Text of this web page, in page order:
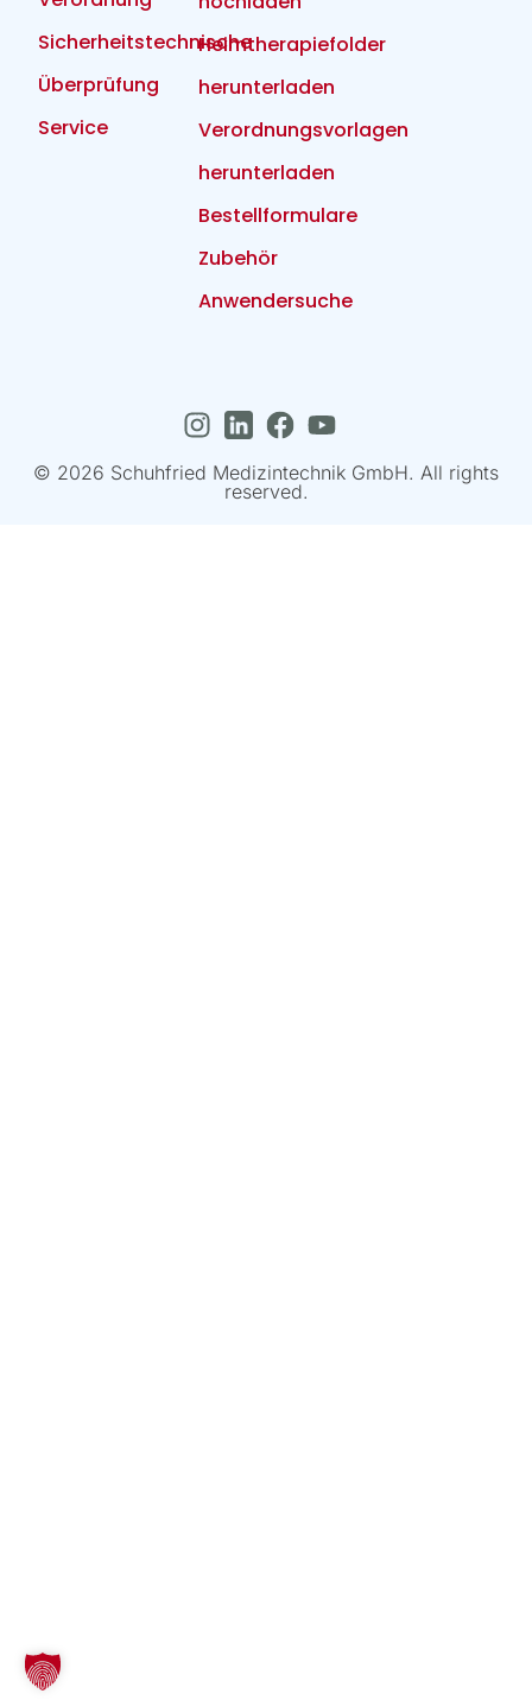
Sicherheitstechnische
Überprüfung
Service
Heimtherapiefolder
herunterladen
Verordnungsvorlagen
herunterladen
Bestellformulare
Zubehör
Anwendersuche
© 2026 Schuhfried Medizintechnik GmbH. All rights
reserved.